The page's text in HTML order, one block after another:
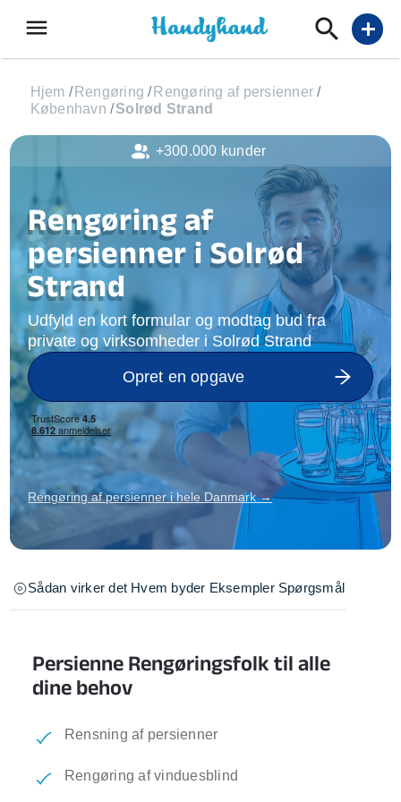
menu add
Hjem / Rengøring / Rengøring af persienner /
København /Solrød Strand
Rengøring af
persienner i Solrød
Strand
Udfyld en kort formular og modtag bud fra
private og virksomheder i Solrød Strand
Opret en opgave
Rengøring af persienner i hele Danmark →
Sådan virker det Hvem byder Eksempler Spørgsmål
Persienne Rengøringsfolk til alle
dine behov
Rensning af persienner
Rengøring af vinduesblind
+300.000 kunder